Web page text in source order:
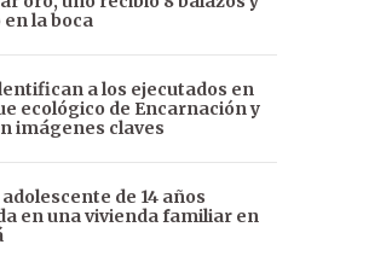
la boca
a los ejecutados en
ecológico de Encarnación y
imágenes claves
de 14 años
en una vivienda familiar en